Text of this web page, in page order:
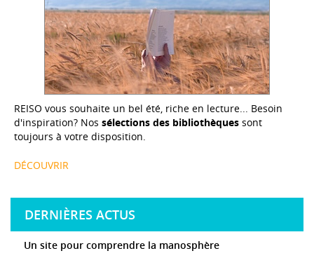
REISO vous souhaite un bel été, riche en lecture... Besoin
d'inspiration? Nos sélections des bibliothèques sont
toujours à votre disposition.
DÉCOUVRIR
DERNIÈRES ACTUS
Un site pour comprendre la manosphère